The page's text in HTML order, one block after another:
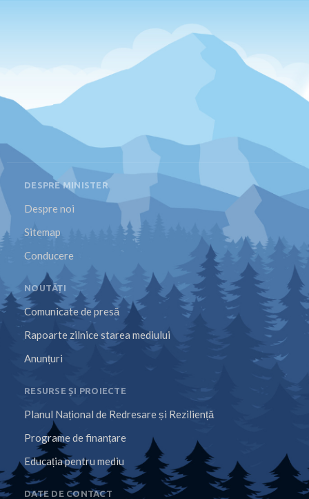
DESPRE MINISTER
Despre noi
Sitemap
Conducere
NOUTĂȚI
Comunicate de presă
Rapoarte zilnice starea mediului
Anunțuri
RESURSE ȘI PROIECTE
Planul Național de Redresare și Reziliență
Programe de finanțare
Educația pentru mediu
DATE DE CONTACT